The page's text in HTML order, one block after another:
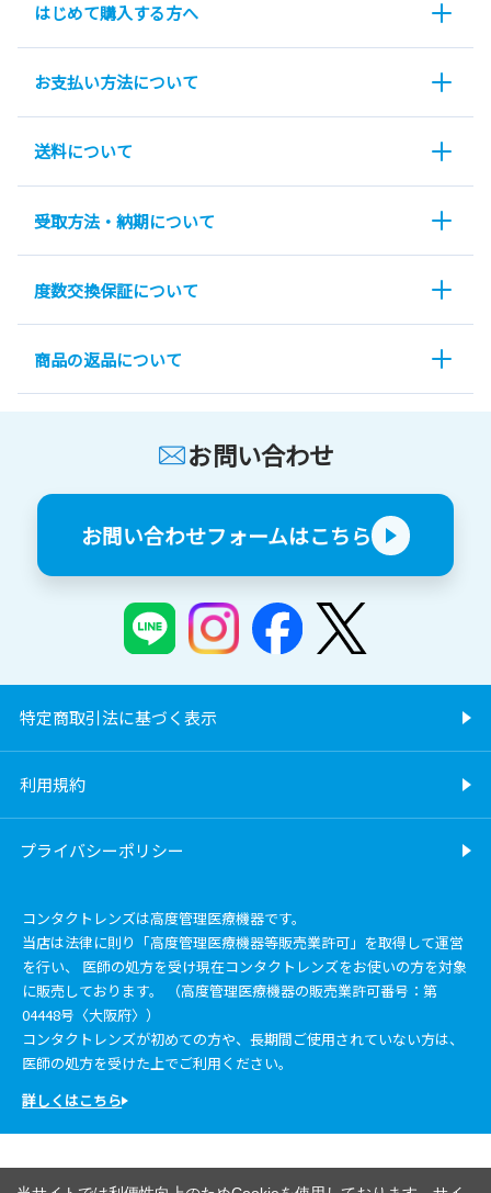
はじめて購入する方へ
お支払い方法について
送料について
受取方法・納期について
度数交換保証について
商品の返品について
お問い合わせ
お問い合わせフォームはこちら
特定商取引法に基づく表示
利用規約
プライバシーポリシー
コンタクトレンズは高度管理医療機器です。
当店は法律に則り「高度管理医療機器等販売業許可」を取得して運営
を行い、 医師の処方を受け現在コンタクトレンズをお使いの方を対象
に販売しております。 （高度管理医療機器の販売業許可番号：第
04448号〈大阪府〉）
コンタクトレンズが初めての方や、長期間ご使用されていない方は、
医師の処方を受けた上でご利用ください。
詳しくはこちら